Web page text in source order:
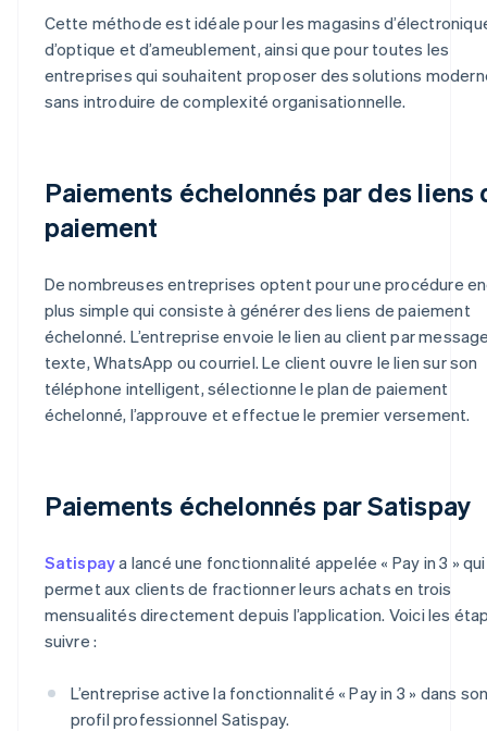
Cette méthode est idéale pour les magasins
d’optique et d’ameublement, ainsi que pour toutes les
entreprises qui souhaitent proposer des solutions
sans introduire de complexité organisationnelle.
Paiements échelonnés par des liens
paiement
De nombreuses entreprises optent pour une procédure
plus simple qui consiste à générer des liens de paiement
échelonné. L’entreprise envoie le lien au client par
texte, WhatsApp ou courriel. Le client ouvre le lien sur son
téléphone intelligent, sélectionne le plan de paiement
échelonné, l’approuve et effectue le premier versement.
Paiements échelonnés par Satispay
Satispaya lancé une fonctionnalité appelée « Pay in 3 » qui
permet aux clients de fractionner leurs achats en trois
mensualités directement depuis l’application. Voici les
suivre :
L’entreprise active la fonctionnalité « Pay in 3 » dans
profil professionnel Satispay.